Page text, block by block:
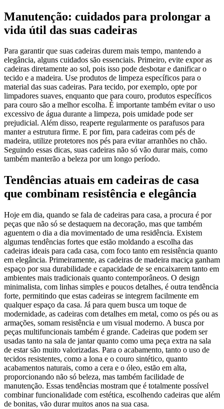
Manutenção: cuidados para prolongar a
vida útil das suas cadeiras
Para garantir que suas cadeiras durem mais tempo, mantendo a
elegância, alguns cuidados são essenciais. Primeiro, evite expor as
cadeiras diretamente ao sol, pois isso pode desbotar e danificar o
tecido e a madeira. Use produtos de limpeza específicos para o
material das suas cadeiras. Para tecido, por exemplo, opte por
limpadores suaves, enquanto que para couro, produtos específicos
para couro são a melhor escolha. É importante também evitar o uso
excessivo de água durante a limpeza, pois umidade pode ser
prejudicial. Além disso, reaperte regularmente os parafusos para
manter a estrutura firme. E por fim, para cadeiras com pés de
madeira, utilize protetores nos pés para evitar arranhões no chão.
Seguindo essas dicas, suas cadeiras não só vão durar mais, como
também manterão a beleza por um longo período.
Tendências atuais em cadeiras de casa
que combinam resistência e elegância
Hoje em dia, quando se fala de cadeiras para casa, a procura é por
peças que não só se destaquem na decoração, mas que também
aguentem o dia a dia movimentado de uma residência. Existem
algumas tendências fortes que estão moldando a escolha das
cadeiras ideais para cada casa, com foco tanto em resistência quanto
em elegância. Primeiramente, as cadeiras de madeira maciça ganham
espaço por sua durabilidade e capacidade de se encaixarem tanto em
ambientes mais tradicionais quanto contemporâneos. O design
minimalista, com linhas simples e poucos detalhes, é outra tendência
forte, permitindo que estas cadeiras se integrem facilmente em
qualquer espaço da casa. Já para quem busca um toque de
modernidade, as cadeiras com detalhes em metal, como os pés ou as
armações, somam resistência e um visual moderno. A busca por
peças multifuncionais também é grande. Cadeiras que podem ser
usadas tanto na sala de jantar quanto como uma peça extra na sala
de estar são muito valorizadas. Para o acabamento, tanto o uso de
tecidos resistentes, como a lona e o couro sintético, quanto
acabamentos naturais, como a cera e o óleo, estão em alta,
proporcionando não só beleza, mas também facilidade de
manutenção. Essas tendências mostram que é totalmente possível
combinar funcionalidade com estética, escolhendo cadeiras que além
de bonitas, vão durar muitos anos na sua casa.